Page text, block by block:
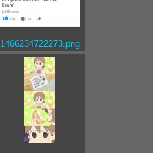
1466234722273.png